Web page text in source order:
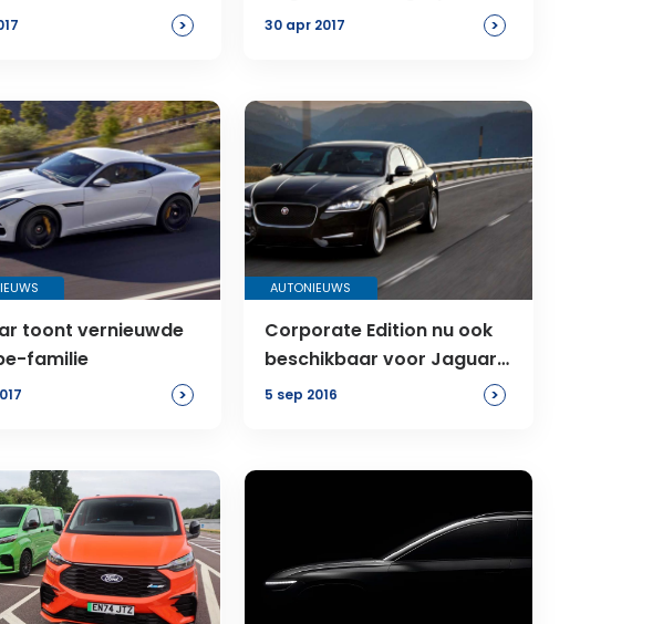
> 30 apr 2017 >
toont vernieuwde
familie
>
AUTONIEUWS
Corporate Edition nu ook
beschikbaar voor Jaguar
XF
5 sep 2016 >